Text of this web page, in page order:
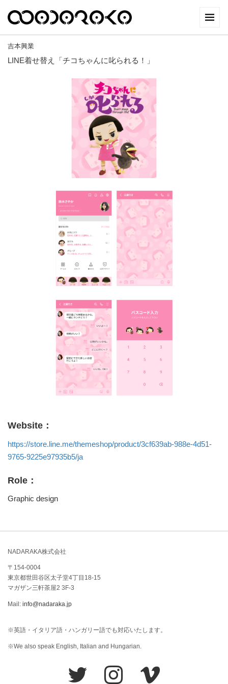
吉本興業
LINE着せ替え「チコちゃんに叱られる！」
Website：
https://store.line.me/themeshop/product/3cf639ab-988e-4d51-
9765-9225e97935b5/ja
Role：
Graphic design
NADARAKA株式会社
〒154-0004
東京都世田谷区太子堂4丁目18-15
マガザン三軒茶屋2 3F-3
Mail: info@nadaraka.jp
※英語・イタリア語・ハンガリー語でも対応いたします。
※We also speak English, Italian and Hungarian.